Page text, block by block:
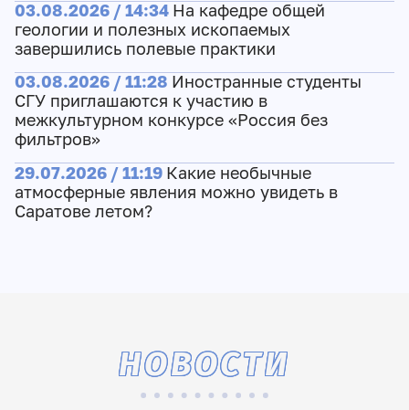
03.08.2026 / 14:34 На кафедре общей
геологии и полезных ископаемых
завершились полевые практики
03.08.2026 / 11:28 Иностранные студенты
СГУ приглашаются к участию в
межкультурном конкурсе «Россия без
фильтров»
29.07.2026 / 11:19 Какие необычные
атмосферные явления можно увидеть в
Саратове летом?
НОВОСТИ